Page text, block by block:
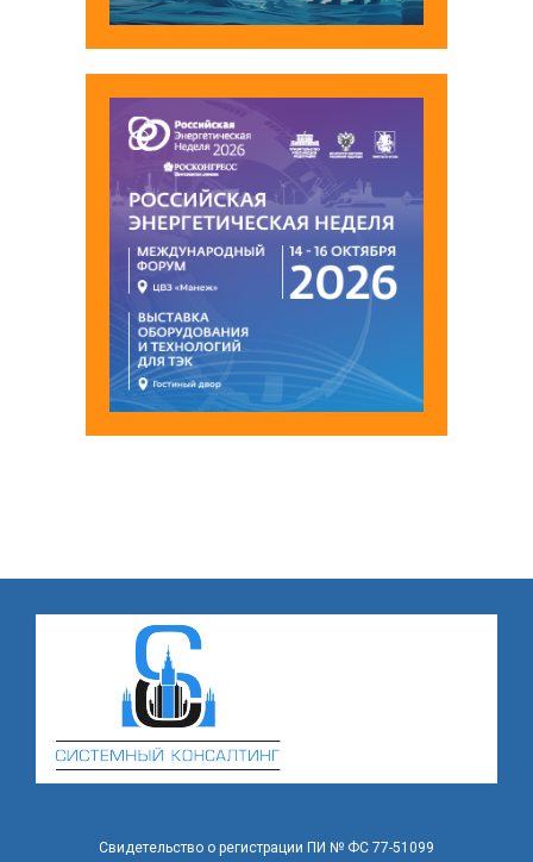
Свидетельство о регистрации ПИ № ФС 77-51099